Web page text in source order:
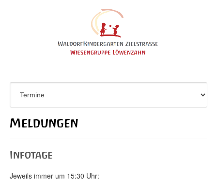
Meldungen
Infotage
Jeweils immer um 15:30 Uhr: